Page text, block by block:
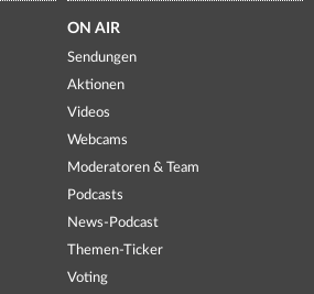
ON AIR
Sendungen
Aktionen
Videos
Webcams
Moderatoren & Team
Podcasts
News-Podcast
Themen-Ticker
Voting